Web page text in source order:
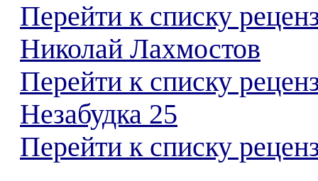
Перейти к списку
Николай Лахмостов
Перейти к списку
Незабудка 25
Перейти к списку